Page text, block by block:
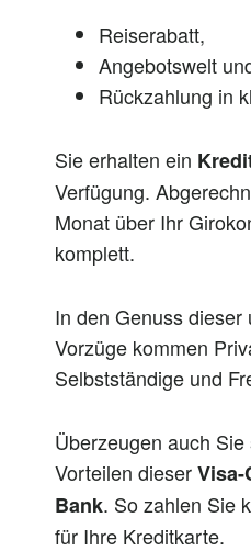
Reiserabatt,
Angebotswelt
Rückzahlung in
Sie erhalten ein
Verfügung.
Monat über Ihr
komplett.
In den Genuss
Vorzüge kommen
Selbstständige und
Überzeugen auch
Vorteilen dieserVisa-
Bank. So zahlen Sie
für Ihre Kreditkarte.